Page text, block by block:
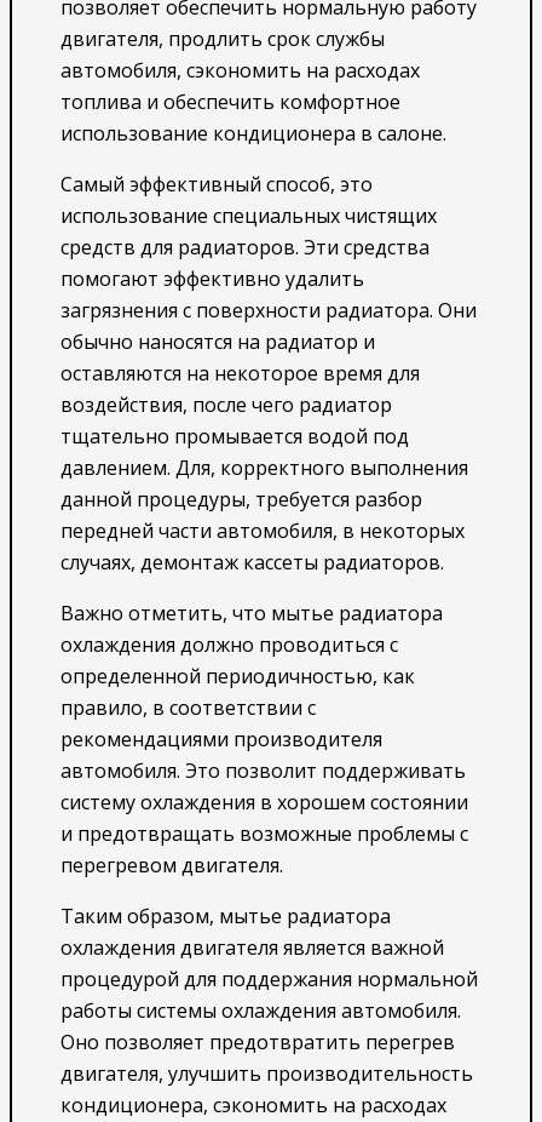
позволяет обеспечить нормальную работу
двигателя, продлить срок службы
автомобиля, сэкономить на расходах
топлива и обеспечить комфортное
использование кондиционера в салоне.
Самый эффективный способ, это
использование специальных чистящих
средств для радиаторов. Эти средства
помогают эффективно удалить
загрязнения с поверхности радиатора. Они
обычно наносятся на радиатор и
оставляются на некоторое время для
воздействия, после чего радиатор
тщательно промывается водой под
давлением. Для, корректного выполнения
данной процедуры, требуется разбор
передней части автомобиля, в некоторых
случаях, демонтаж кассеты радиаторов.
Важно отметить, что мытье радиатора
охлаждения должно проводиться с
определенной периодичностью, как
правило, в соответствии с
рекомендациями производителя
автомобиля. Это позволит поддерживать
систему охлаждения в хорошем состоянии
и предотвращать возможные проблемы с
перегревом двигателя.
Таким образом, мытье радиатора
охлаждения двигателя является важной
процедурой для поддержания нормальной
работы системы охлаждения автомобиля.
Оно позволяет предотвратить перегрев
двигателя, улучшить производительность
кондиционера, сэкономить на расходах